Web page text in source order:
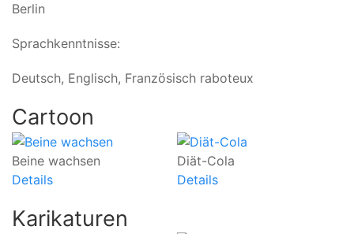
Berlin
Sprachkenntnisse:
Deutsch, Englisch, Französisch raboteux
Cartoon
Beine wachsen
Details
Diät-Cola
Details
Karikaturen